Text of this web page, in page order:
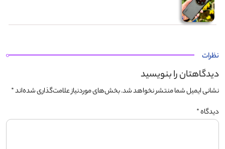
نظرات
دیدگاهتان را بنویسید
نشانی ایمیل شما منتشر نخواهد شد.بخش‌های موردنیاز علامت‌گذاری شده‌اند*
دیدگاه*